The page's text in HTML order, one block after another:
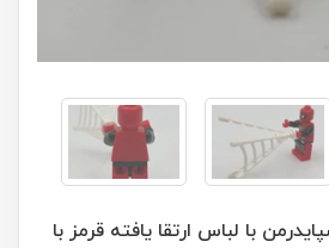
با لباس ارتقا یافته قرمز با